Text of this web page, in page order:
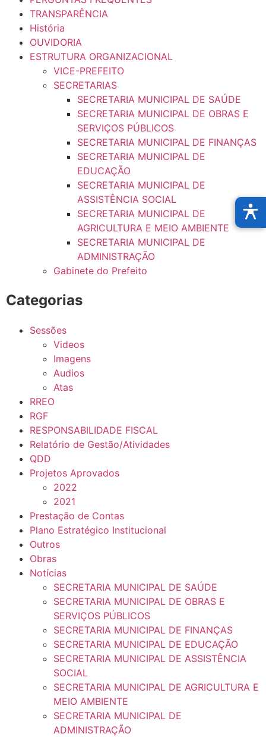
TRANSPARÊNCIA
História
OUVIDORIA
ESTRUTURA ORGANIZACIONAL
VICE-PREFEITO
SECRETARIAS
SECRETARIA MUNICIPAL DE SAÚDE
SECRETARIA MUNICIPAL DE OBRAS E
SERVIÇOS PÚBLICOS
SECRETARIA MUNICIPAL DE FINANÇAS
SECRETARIA MUNICIPAL DE
EDUCAÇÃO
SECRETARIA MUNICIPAL DE
ASSISTÊNCIA SOCIAL
SECRETARIA MUNICIPAL DE
AGRICULTURA E MEIO AMBIENTE
SECRETARIA MUNICIPAL DE
ADMINISTRAÇÃO
Gabinete do Prefeito
Categorias
Sessões
Videos
Imagens
Audios
Atas
RREO
RGF
RESPONSABILIDADE FISCAL
Relatório de Gestão/Atividades
QDD
Projetos Aprovados
2022
2021
Prestação de Contas
Plano Estratégico Institucional
Outros
Obras
Notícias
SECRETARIA MUNICIPAL DE SAÚDE
SECRETARIA MUNICIPAL DE OBRAS E
SERVIÇOS PÚBLICOS
SECRETARIA MUNICIPAL DE FINANÇAS
SECRETARIA MUNICIPAL DE EDUCAÇÃO
SECRETARIA MUNICIPAL DE ASSISTÊNCIA
SOCIAL
SECRETARIA MUNICIPAL DE AGRICULTURA E
MEIO AMBIENTE
SECRETARIA MUNICIPAL DE
ADMINISTRAÇÃO